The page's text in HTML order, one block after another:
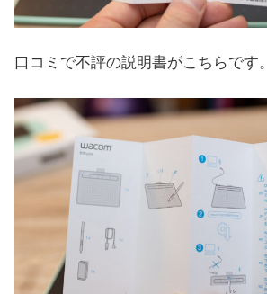
口コミで不評の説明書がこちらです。